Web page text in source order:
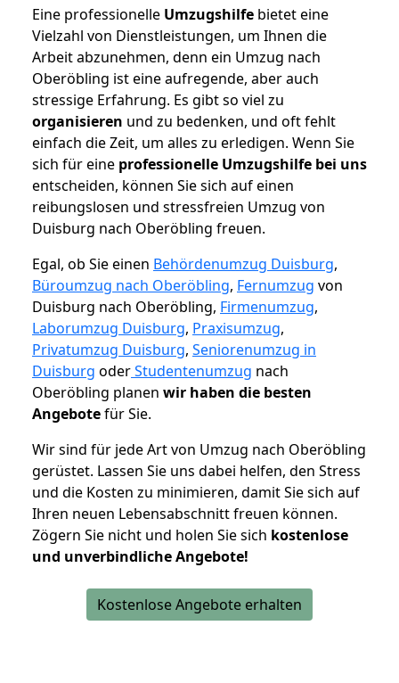
Eine professionelle Umzugshilfe bietet eine
Vielzahl von Dienstleistungen, um Ihnen die
Arbeit abzunehmen, denn ein Umzug nach
Oberöbling ist eine aufregende, aber auch
stressige Erfahrung. Es gibt so viel zu
organisieren und zu bedenken, und oft fehlt
einfach die Zeit, um alles zu erledigen. Wenn Sie
sich für eine professionelle Umzugshilfe bei uns
entscheiden, können Sie sich auf einen
reibungslosen und stressfreien Umzug von
Duisburg nach Oberöbling freuen.
Egal, ob Sie einen Behördenumzug Duisburg,
Büroumzug nach Oberöbling, Fernumzug von
Duisburg nach Oberöbling, Firmenumzug,
Laborumzug Duisburg, Praxisumzug,
Privatumzug Duisburg, Seniorenumzug in
Duisburg oderStudentenumzug nach
Oberöbling planen wir haben die besten
Angebotefür Sie.
Wir sind für jede Art von Umzug nach Oberöbling
gerüstet. Lassen Sie uns dabei helfen, den Stress
und die Kosten zu minimieren, damit Sie sich auf
Ihren neuen Lebensabschnitt freuen können.
Zögern Sie nicht und holen Sie sich kostenlose
und unverbindliche Angebote!
Kostenlose Angebote erhalten